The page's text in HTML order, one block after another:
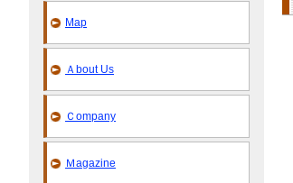
Map
Ａbout Us
Ｃompany
Ｍagazine